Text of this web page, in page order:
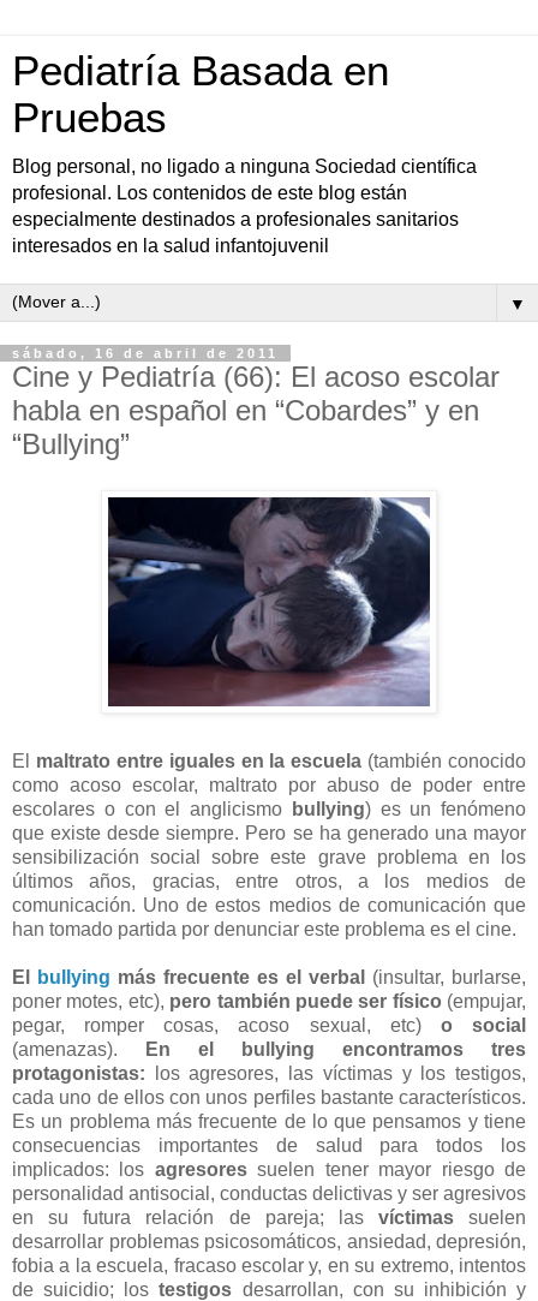
Pediatría Basada en
Pruebas
Blog personal, no ligado a ninguna Sociedad científica
profesional. Los contenidos de este blog están
especialmente destinados a profesionales sanitarios
interesados en la salud infantojuvenil
▼
sábado, 16 de abril de 2011
Cine y Pediatría (66): El acoso escolar
habla en español en “Cobardes” y en
“Bullying”
El maltrato entre iguales en la escuela (también conocido
como acoso escolar, maltrato por abuso de poder entre
escolares o con el anglicismo
bullying) es un fenómeno
que existe desde siempre. Pero se ha generado una mayor
sensibilización social sobre este grave problema en los
últimos años, gracias, entre otros, a los medios de
comunicación. Uno de estos medios de comunicación que
han tomado partida por denunciar este problema es el cine.
El bullying más frecuente es el verbal
(insultar, burlarse,
poner motes, etc), pero también puede ser físico (empujar,
pegar, romper cosas, acoso sexual, etc) o social
(amenazas).
En el bullying encontramos tres
protagonistas: los agresores, las víctimas y los testigos,
cada uno de ellos con unos perfiles bastante característicos.
Es un problema más frecuente de lo que pensamos y tiene
consecuencias importantes de salud para todos los
implicados: los agresoressuelen tener mayor riesgo de
personalidad antisocial, conductas delictivas y ser agresivos
en su futura relación de pareja; las víctimassuelen
desarrollar problemas psicosomáticos, ansiedad, depresión,
fobia a la escuela, fracaso escolar y, en su extremo, intentos
de suicidio; lostestigos desarrollan, con su inhibición y